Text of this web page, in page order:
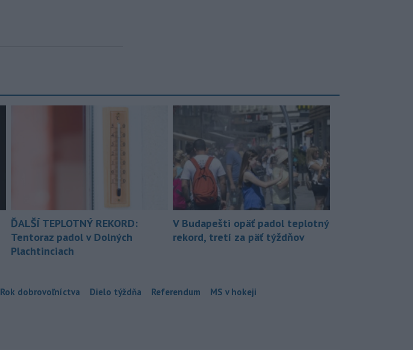
ĎALŠÍ TEPLOTNÝ REKORD:
Tentoraz padol v Dolných
Plachtinciach
V Budapešti opäť padol teplotný
rekord, tretí za päť týždňov
Rok dobrovoľníctva Dielo týždňa Referendum MS v hokeji